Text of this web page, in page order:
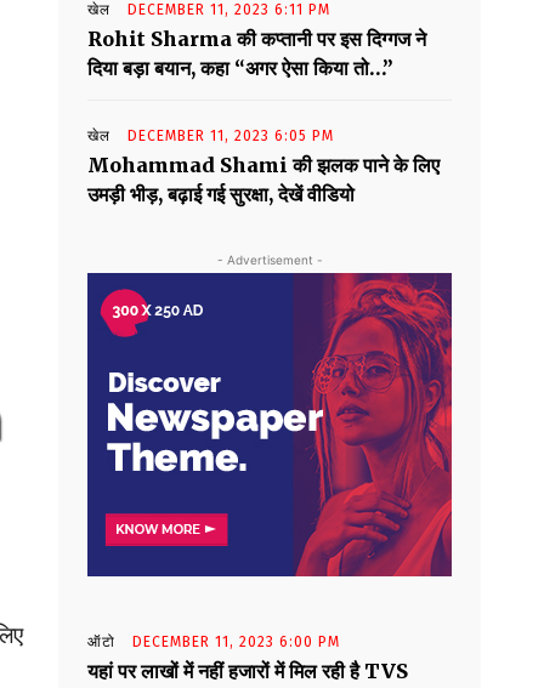
खेल DECEMBER 11, 2023 6:11 PM
Rohit Sharma की कप्तानी पर इस दिग्गज ने
दिया बड़ा बयान, कहा “अगर ऐसा किया तो…”
खेल DECEMBER 11, 2023 6:05 PM
Mohammad Shami की झलक पाने के लिए
उमड़ी भीड़, बढ़ाई गई सुरक्षा, देखें वीडियो
- Advertisement -
ऑटो DECEMBER 11, 2023 6:00 PM
यहां पर लाखों में नहीं हजारों में मिल रही है TVS